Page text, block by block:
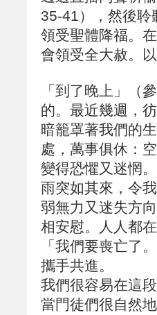
35-41）
，然後
領受聖體降福。
會領受全大赦。
「到了晚上」（
的。最近幾週，
暗籠罩著我們的
處，萬事俱休：
變得恐懼又迷惘
雨突如其來，令
弱無力又迷失方
相安慰。人人都
「我們要喪亡了
攜手共進。
我們很容易在這
當門徒們很自然